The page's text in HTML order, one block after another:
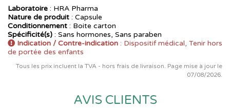
Laboratoire : HRA Pharma
Nature de produit : Capsule
Conditionnement : Boite carton
Spécificité(s) : Sans hormones, Sans paraben
Indication / Contre-indication : Dispositif médical, Tenir hors
de portée des enfants
Tous les prix incluent la TVA - hors frais de livraison. Page mise à jour le
07/08/2026.
AVIS CLIENTS